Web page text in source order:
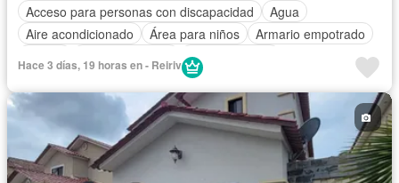
Acceso para personas con discapacidad
Agua
Aire acondicionado
Área para niños
Armario empotrado
Cocina integral
Cuarto de servicio
Estacionamiento
Gas natural
Gimnasio
Garita de guardianía
Jardín Patio Piscina
Seguridad
Parcialmente amoblado
Hace 3 días, 19 horas en - Reiriv